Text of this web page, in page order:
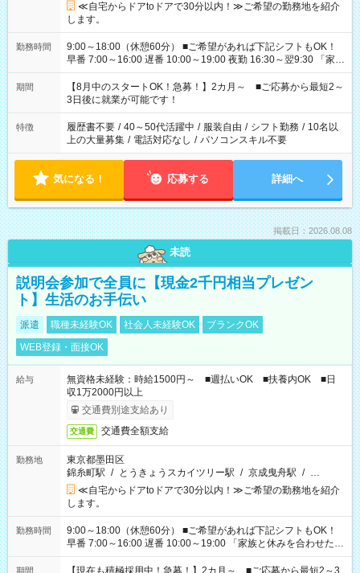
≪自宅からドアtoドアで30分以内！≫ご希望の勤務地を紹介
します。
勤務時間
9:00～18:00（休憩60分） ■ご希望があれば下記シフトもOK！
早番 7:00～16:00 遅番 10:00～19:00 夜勤 16:30～翌9:30 「家族
と休みを合わせたい」 「余裕を持って夕飯の準備がしたい」
「できれば残業はしたくない」 など、ご希望を教えてください
ね。 ※Wワーク希望の方へ 今ご覧のお仕事で希望する勤務時間
と、もう1つのお仕事の勤務時間。 合計で週40時間を超える場
合は応募できません。
期間
【8月中のスタートOK！急募！】2カ月～ ■ご応募から最短2～
3日後に就業が可能です！
特徴 履歴書不要 / 40～50代活躍中 / 服装自由 / シフト勤務 / 10名以
上の大量募集 / 電話対応なし / パソコンスキル不要
気になる！ 応募する 詳細へ
掲載日：2026.08.08
未読
説明会参加で全員に【現金2千円相当プレゼン
ト】生活のお手伝い
派遣 職種未経験OK 社会人未経験OK
ブランクOK
WEB登録・面接OK
給与
無資格未経験：時給1500円～ ■週払いOK ■扶養内OK ■日
収1万2000円以上
交通費別途支給あり
交通費 交通費全額支給
勤務地
東京都墨田区
錦糸町駅 / とうきょうスカイツリー駅 / 京成曳舟駅 / …
≪自宅からドアtoドアで30分以内！≫ご希望の勤務地を紹介
します。
勤務時間
9:00～18:00（休憩60分） ■ご希望があれば下記シフトもOK！
早番 7:00～16:00 遅番 10:00～19:00 「家族と休みを合わせた
い」 「余裕を持って夕飯の準備がしたい」 「できれば残業はし
たくない」 など、ご希望を教えてくださいね。 ※Wワーク希望
期間
【現在も積極採用中！急募！】2カ月～ ■ご応募から最短2～3